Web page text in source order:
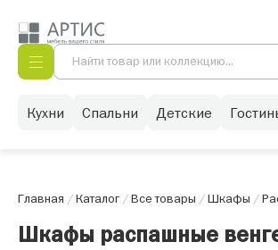
Кухни Спальни Детские
Главная /Каталог/Все товары /Шкафы /
Шкафы распашные